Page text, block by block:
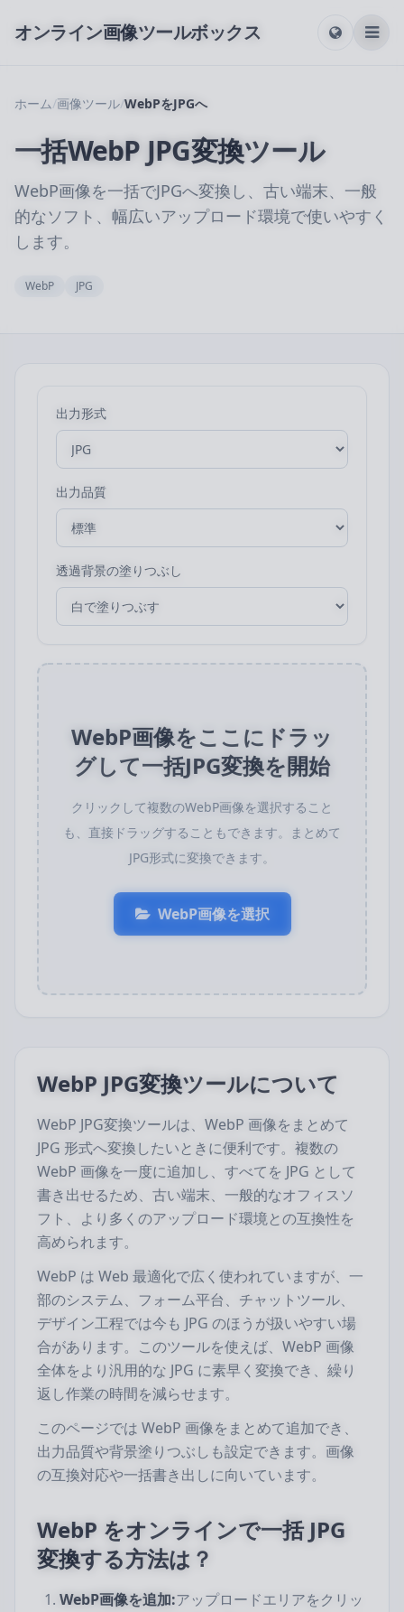
オンライン画像ツールボックス
ホーム/画像ツール/WebPをJPGへ
一括WebP JPG変換ツール
WebP画像を一括でJPGへ変換し、古い端末、一般
的なソフト、幅広いアップロード環境で使いやすく
します。
WebP JPG
出力形式
出力品質
透過背景の塗りつぶし
WebP画像をここにドラッ
グして一括JPG変換を開始
クリックして複数のWebP画像を選択すること
も、直接ドラッグすることもできます。まとめて
JPG形式に変換できます。
WebP画像を選択
WebP JPG変換ツールについて
WebP JPG変換ツールは、WebP 画像をまとめて
JPG 形式へ変換したいときに便利です。複数の
WebP 画像を一度に追加し、すべてを JPG として
書き出せるため、古い端末、一般的なオフィスソ
フト、より多くのアップロード環境との互換性を
高められます。
WebP は Web 最適化で広く使われていますが、一
部のシステム、フォーム平台、チャットツール、
デザイン工程では今も JPG のほうが扱いやすい場
合があります。このツールを使えば、WebP 画像
全体をより汎用的な JPG に素早く変換でき、繰り
返し作業の時間を減らせます。
このページでは WebP 画像をまとめて追加でき、
出力品質や背景塗りつぶしも設定できます。画像
の互換対応や一括書き出しに向いています。
WebP をオンラインで一括 JPG
変換する方法は？
WebP画像を追加:アップロードエリアをクリッ